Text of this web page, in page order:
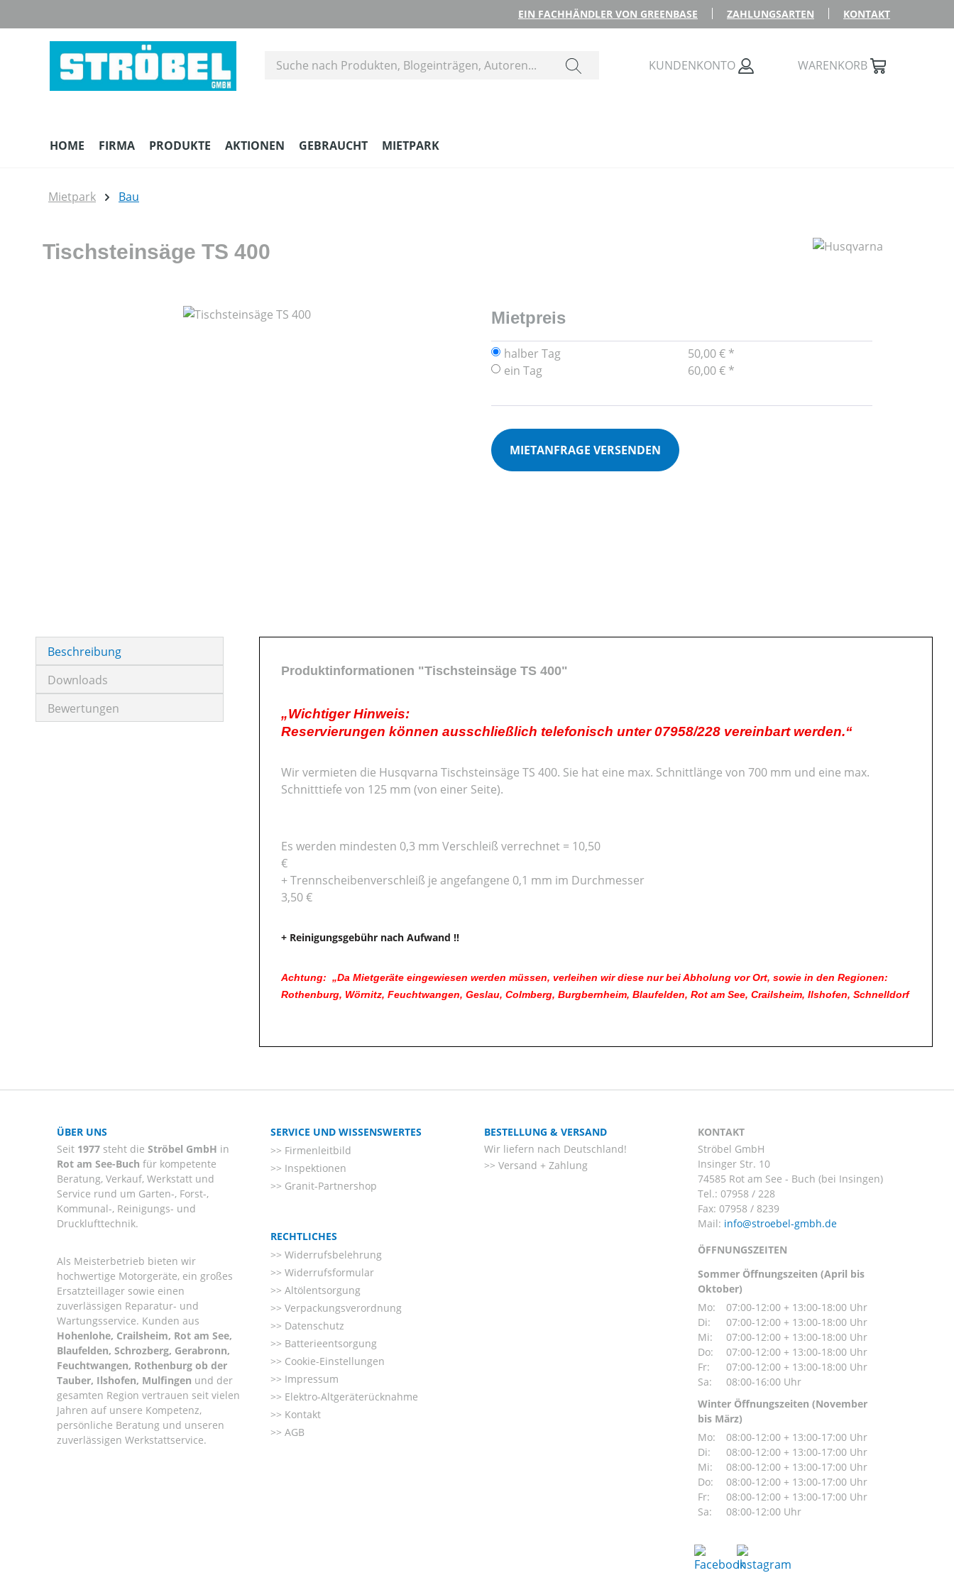
EIN FACHHÄNDLER VON GREENBASE ZAHLUNGSARTEN KONTAKT
KUNDENKONTO WARENKORB
HOME FIRMA PRODUKTE AKTIONEN GEBRAUCHT MIETPARK
Mietpark Bau
Tischsteinsäge TS 400
Mietpreis
halber Tag
50,00 € *
ein Tag
60,00 € *
MIETANFRAGE VERSENDEN
Beschreibung
Downloads
Bewertungen
Produktinformationen "Tischsteinsäge TS 400"
„Wichtiger Hinweis:
Reservierungen können ausschließlich telefonisch unter 07958/228 vereinbart werden.“
Wir vermieten die Husqvarna Tischsteinsäge TS 400. Sie hat eine max. Schnittlänge von 700 mm und eine max.
Schnitttiefe von 125 mm (von einer Seite).
Es werden mindesten 0,3 mm Verschleiß verrechnet = 10,50
€
+ Trennscheibenverschleiß je angefangene 0,1 mm im Durchmesser
3,50 €
+ Reinigungsgebühr nach Aufwand !!
Achtung: „Da Mietgeräte eingewiesen werden müssen, verleihen wir diese nur bei Abholung vor Ort, sowie in den Regionen:
Rothenburg, Wörnitz, Feuchtwangen, Geslau, Colmberg, Burgbernheim, Blaufelden, Rot am See, Crailsheim, Ilshofen, Schnelldorf
ÜBER UNS
Seit 1977 steht die Ströbel GmbH in
Rot am See-Buch für kompetente
Beratung, Verkauf, Werkstatt und
Service rund um Garten-, Forst-,
Kommunal-, Reinigungs- und
Drucklufttechnik.
Als Meisterbetrieb bieten wir
hochwertige Motorgeräte, ein großes
Ersatzteillager sowie einen
zuverlässigen Reparatur- und
Wartungsservice. Kunden aus
Hohenlohe, Crailsheim, Rot am See,
Blaufelden, Schrozberg, Gerabronn,
Feuchtwangen, Rothenburg ob der
Tauber, Ilshofen, Mulfingen und der
gesamten Region vertrauen seit vielen
Jahren auf unsere Kompetenz,
persönliche Beratung und unseren
zuverlässigen Werkstattservice.
SERVICE UND WISSENSWERTES
Firmenleitbild
Inspektionen
Granit-Partnershop
RECHTLICHES
Widerrufsbelehrung
Widerrufsformular
Altölentsorgung
Verpackungsverordnung
Datenschutz
Batterieentsorgung
Cookie-Einstellungen
Impressum
Elektro-Altgeräterücknahme
Kontakt
AGB
BESTELLUNG & VERSAND
Wir liefern nach Deutschland!
Versand + Zahlung
KONTAKT
Ströbel GmbH
Insinger Str. 10
74585 Rot am See - Buch (bei Insingen)
Tel.: 07958 / 228
Fax: 07958 / 8239
Mail:
ÖFFNUNGSZEITEN
Sommer Öffnungszeiten (April bis
Oktober)
Mo:
07:00-12:00 + 13:00-18:00 Uhr
Di:
07:00-12:00 + 13:00-18:00 Uhr
Mi:
07:00-12:00 + 13:00-18:00 Uhr
Do:
07:00-12:00 + 13:00-18:00 Uhr
Fr:
07:00-12:00 + 13:00-18:00 Uhr
Sa:
08:00-16:00 Uhr
Winter Öffnungszeiten (November
bis März)
Mo:
08:00-12:00 + 13:00-17:00 Uhr
Di:
08:00-12:00 + 13:00-17:00 Uhr
Mi:
08:00-12:00 + 13:00-17:00 Uhr
Do:
08:00-12:00 + 13:00-17:00 Uhr
Fr:
08:00-12:00 + 13:00-17:00 Uhr
Sa:
08:00-12:00 Uhr